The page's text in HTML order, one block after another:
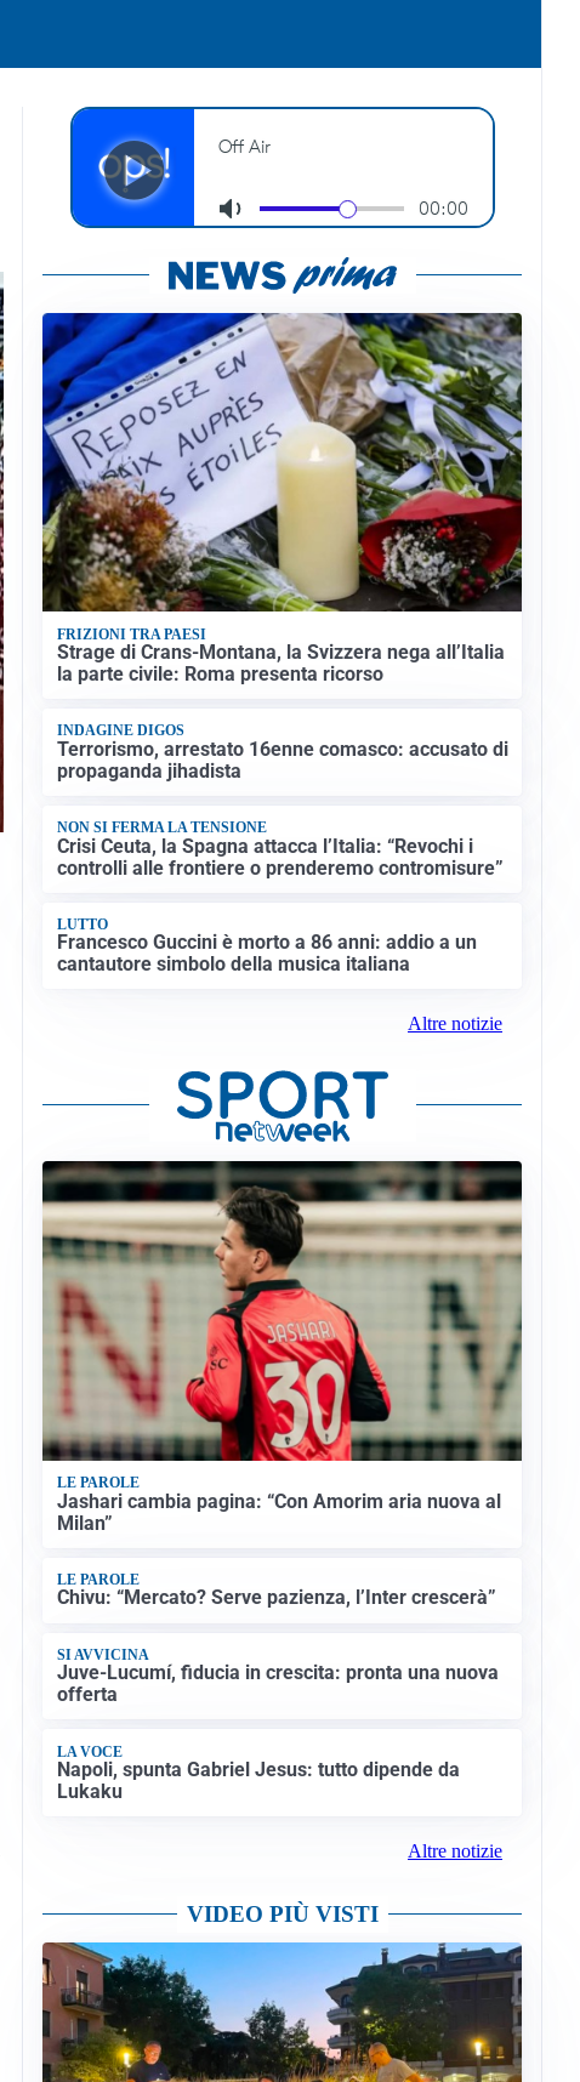
FRIZIONI TRA PAESI
Strage di Crans-Montana, la Svizzera nega all’Italia
la parte civile: Roma presenta ricorso
INDAGINE DIGOS
Terrorismo, arrestato 16enne comasco: accusato di
propaganda jihadista
NON SI FERMA LA TENSIONE
Crisi Ceuta, la Spagna attacca l’Italia: “Revochi i
controlli alle frontiere o prenderemo contromisure”
LUTTO
Francesco Guccini è morto a 86 anni: addio a un
cantautore simbolo della musica italiana
Altre notizie
LE PAROLE
Jashari cambia pagina: “Con Amorim aria nuova al
Milan”
LE PAROLE
Chivu: “Mercato? Serve pazienza, l’Inter crescerà”
SI AVVICINA
Juve-Lucumí, fiducia in crescita: pronta una nuova
offerta
LA VOCE
Napoli, spunta Gabriel Jesus: tutto dipende da
Lukaku
Altre notizie
VIDEO PIÙ VISTI